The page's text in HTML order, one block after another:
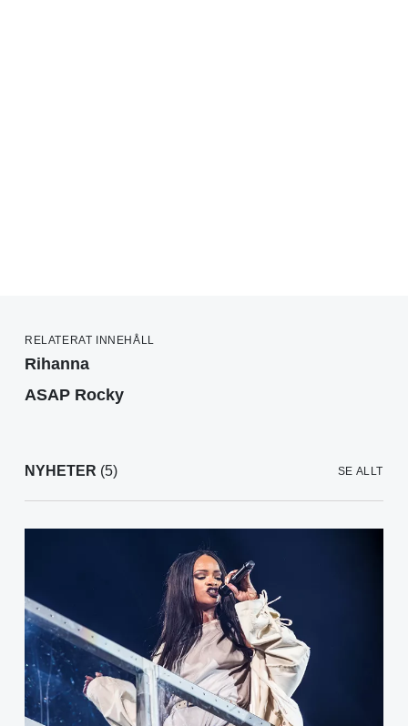
RELATERAT INNEHÅLL
Rihanna
ASAP Rocky
NYHETER (5) SE ALLT